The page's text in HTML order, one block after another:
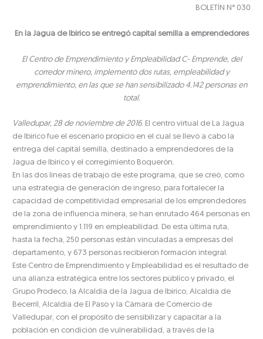
BOLETÍN N° 030
En la Jagua de Ibirico se entregó capital semilla a emprendedores
El Centro de Emprendimiento y Empleabilidad C- Emprende, del
corredor minero, implementó dos rutas, empleabilidad y
emprendimiento, en las que se han sensibilizado 4.142 personas en
total.
Valledupar, 28 de noviembre de 2016. El centro virtual de La Jagua
de Ibirico fue el escenario propicio en el cual se llevó a cabo la
entrega del capital semilla, destinado a emprendedores de la
Jagua de Ibirico y el corregimiento Boquerón.
En las dos líneas de trabajo de este programa, que se creó, como
una estrategia de generación de ingreso, para fortalecer la
capacidad de competitividad empresarial de los emprendedores
de la zona de influencia minera, se han enrutado 464 personas en
emprendimiento y 1.119 en empleabilidad. De esta última ruta,
hasta la fecha, 250 personas están vinculadas a empresas del
departamento, y 673 personas recibieron formación integral.
Este Centro de Emprendimiento y Empleabilidad es el resultado de
una alianza estratégica entre los sectores público y privado, el
Grupo Prodeco, la Alcaldía de la Jagua de Ibirico, Alcaldía de
Becerril, Alcaldía de El Paso y la Cámara de Comercio de
Valledupar, con el propósito de sensibilizar y capacitar a la
población en condición de vulnerabilidad, a través de la